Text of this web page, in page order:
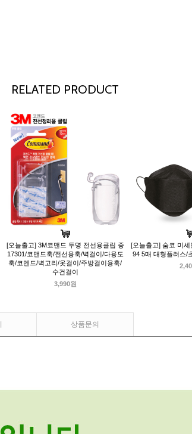
RELATED PRODUCT
[오늘출고] 3M코맨드 투명 전선용클립 중
17301/코맨드훅/전선용훅/벽걸이/다용도
훅/코멘드/벽고리/옷걸이/주방걸이용훅/
수건걸이
3,990원
[오늘출고] 숨코 미
94 5매 대형플러스/
상품문의